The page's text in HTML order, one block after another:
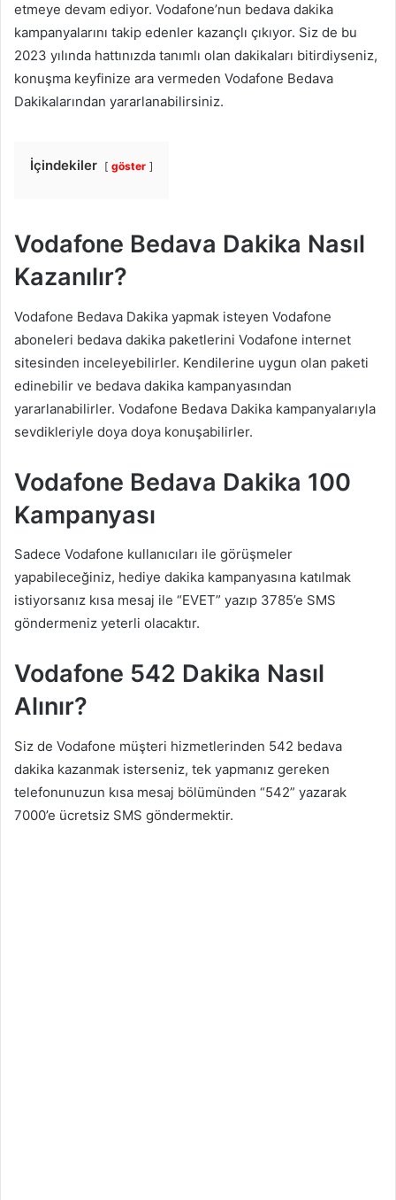
etmeye devam ediyor. Vodafone’nun bedava dakika
kampanyalarını takip edenler kazançlı çıkıyor. Siz de bu
2023 yılında hattınızda tanımlı olan dakikaları bitirdiyseniz,
konuşma keyfinize ara vermeden Vodafone Bedava
Dakikalarından yararlanabilirsiniz.
İçindekiler göster
Vodafone Bedava Dakika Nasıl
Kazanılır?
Vodafone Bedava Dakika yapmak isteyen Vodafone
aboneleri bedava dakika paketlerini Vodafone internet
sitesinden inceleyebilirler. Kendilerine uygun olan paketi
edinebilir ve bedava dakika kampanyasından
yararlanabilirler. Vodafone Bedava Dakika kampanyalarıyla
sevdikleriyle doya doya konuşabilirler.
Vodafone Bedava Dakika 100
Kampanyası
Sadece Vodafone kullanıcıları ile görüşmeler
yapabileceğiniz, hediye dakika kampanyasına katılmak
istiyorsanız kısa mesaj ile “EVET” yazıp 3785’e SMS
göndermeniz yeterli olacaktır.
Vodafone 542 Dakika Nasıl
Alınır?
Siz de Vodafone müşteri hizmetlerinden 542 bedava
dakika kazanmak isterseniz, tek yapmanız gereken
telefonunuzun kısa mesaj bölümünden “542” yazarak
7000’e ücretsiz SMS göndermektir.